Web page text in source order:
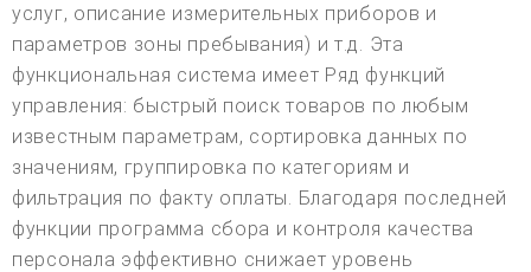
услуг, описание измерительных приборов и
параметров зоны пребывания) и т.д. Эта
функциональная система имеет Ряд функций
управления: быстрый поиск товаров по любым
известным параметрам, сортировка данных по
значениям, группировка по категориям и
фильтрация по факту оплаты. Благодаря последней
функции программа сбора и контроля качества
персонала эффективно снижает уровень